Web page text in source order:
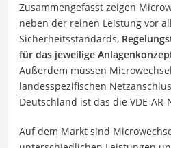
Zusammengefasst zeigen
neben der reinen Leistung vor
Sicherheitsstandards,
für das jeweilige
Außerdem müssen
landesspezifischen
Deutschland ist das die VDE-AR-
Auf dem Markt sind